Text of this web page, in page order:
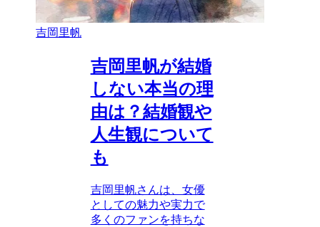
吉岡里帆
吉岡里帆が結婚
しない本当の理
由は？結婚観や
人生観について
も
吉岡里帆さんは、女優
としての魅力や実力で
多くのファンを持ちな